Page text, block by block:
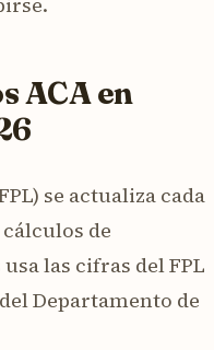
ACA en
se actualiza cada
cálculos de
las cifras del FPL
Departamento de